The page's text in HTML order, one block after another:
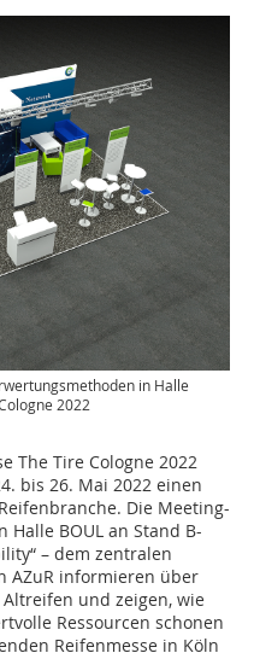
in Halle
2022
The Tire Cologne 2022
bis 26. Mai 2022 einen
Die Meeting-
Halle BOUL an Stand B-
– dem zentralen
AZuR informieren über
und zeigen, wie
Ressourcen schonen
Reifenmesse in Köln